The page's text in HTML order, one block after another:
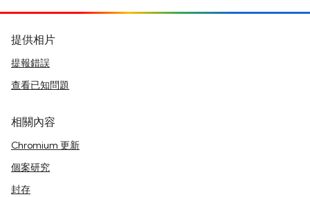
提供相片
提報錯誤
查看已知問題
相關內容
Chromium 更新
個案研究
封存